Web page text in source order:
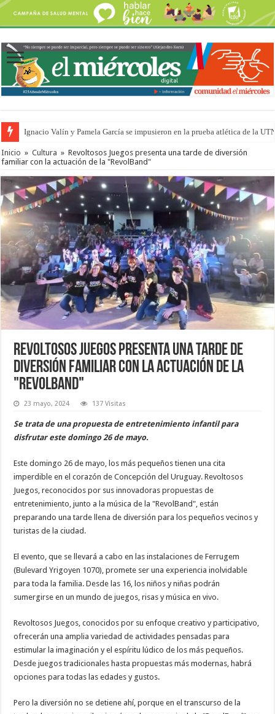
Ignacio Valín y Pamela García se impusieron en la prueba atlética de la
Inicio » Cultura » Revoltosos Juegos presenta una tarde de diversión
familiar con la actuación de la "RevolBand"
Revoltosos Juegos presenta una tarde de
diversión familiar con la actuación de la
"RevolBand"
23 mayo, 2024 137 Visitas
Se trata de una propuesta de entretenimiento infantil para
disfrutar este domingo 26 de mayo.
Este domingo 26 de mayo, los más pequeños tienen una cita
imperdible en el corazón de Concepción del Uruguay. Revoltosos
Juegos, reconocidos por sus innovadoras propuestas de
entretenimiento, junto a la música de la "RevolBand", están
preparando una tarde llena de diversión para los pequeños vecinos y
turistas de la ciudad.
El evento, que se llevará a cabo en las instalaciones de Ferrugem
(Bulevard Yrigoyen 1070), promete ser una experiencia inolvidable
para toda la familia. Desde las 16, los niños y niñas podrán
sumergirse en un mundo de juegos, risas y música en vivo.
Revoltosos Juegos, conocidos por su enfoque creativo y participativo,
ofrecerán una amplia variedad de actividades pensadas para
estimular la imaginación y el espíritu lúdico de los más pequeños.
Desde juegos tradicionales hasta propuestas más modernas, habrá
opciones para todas las edades y gustos.
Pero la diversión no se detiene ahí, porque en el transcurso de la